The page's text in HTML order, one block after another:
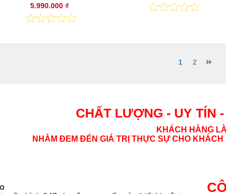
5.990.000 ₫
1 2
CHẤT LƯỢNG - UY TÍN
KHÁCH HÀNG
NHẰM ĐEM ĐẾN GIÁ TRỊ THỰC SỰ CHO